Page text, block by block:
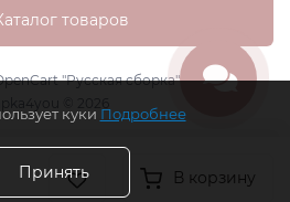
В корзину
баллы
товаров
"Русская сборка"
куки Подробнее
Принять